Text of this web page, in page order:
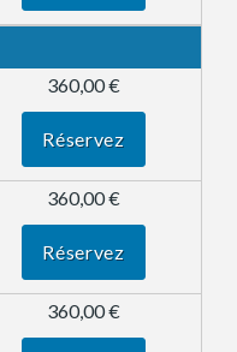
360,00 €
Réservez
360,00 €
Réservez
360,00 €